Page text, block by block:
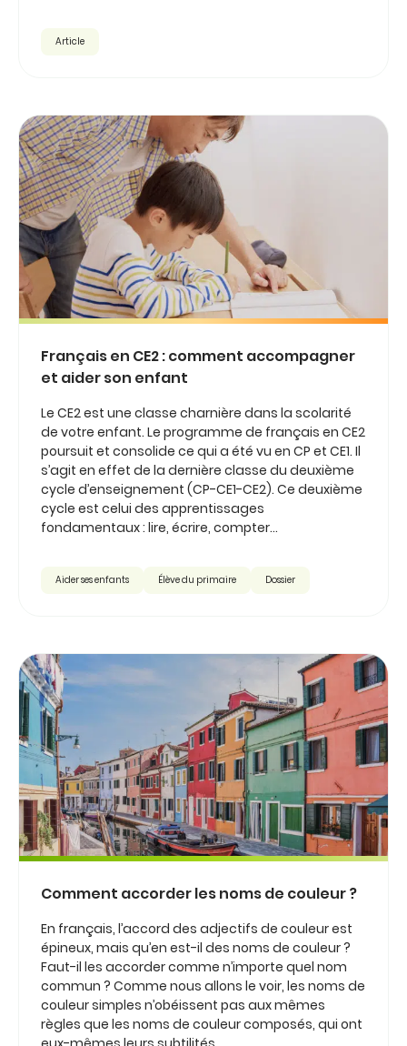
Article
Français en CE2 : comment accompagner
et aider son enfant
Le CE2 est une classe charnière dans la scolarité
de votre enfant. Le programme de français en CE2
poursuit et consolide ce qui a été vu en CP et CE1. Il
s’agit en effet de la dernière classe du deuxième
cycle d’enseignement (CP-CE1-CE2). Ce deuxième
cycle est celui des apprentissages
fondamentaux : lire, écrire, compter...
Aider ses enfants Élève du primaire Dossier
Comment accorder les noms de couleur ?
En français, l’accord des adjectifs de couleur est
épineux, mais qu’en est-il des noms de couleur ?
Faut-il les accorder comme n’importe quel nom
commun ? Comme nous allons le voir, les noms de
couleur simples n’obéissent pas aux mêmes
règles que les noms de couleur composés, qui ont